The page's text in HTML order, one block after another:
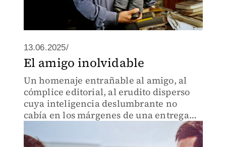
13.06.2025/
El amigo inolvidable
Un homenaje entrañable al amigo, al
cómplice editorial, al erudito disperso
cuya inteligencia deslumbrante no
cabía en los márgenes de una entrega